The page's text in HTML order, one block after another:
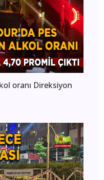
oranı Direksiyon